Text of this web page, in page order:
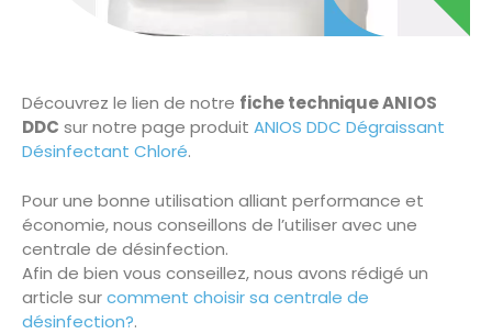
Découvrez le lien de notre fiche technique ANIOS
DDC sur notre page produit ANIOS DDC Dégraissant
Désinfectant Chloré.
Pour une bonne utilisation alliant performance et
économie, nous conseillons de l’utiliser avec une
centrale de désinfection.
Afin de bien vous conseillez, nous avons rédigé un
article surcomment choisir sa centrale de
désinfection?.